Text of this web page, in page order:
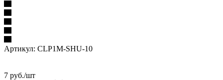
Артикул: CLP1M-SHU-10
7 руб./шт